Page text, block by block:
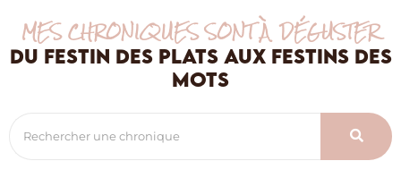
MES CHRONIQUES SONT À DÉGUSTER
DU FESTIN DES PLATS AUX FESTINS DES
MOTS